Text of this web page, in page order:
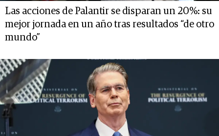
Las acciones de Palantir se disparan un 20%: su
mejor jornada en un año tras resultados “de otro
mundo”